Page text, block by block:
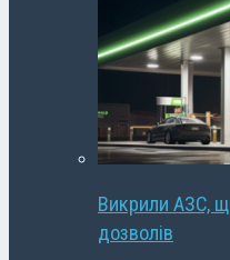
Викрили АЗС,
дозволів